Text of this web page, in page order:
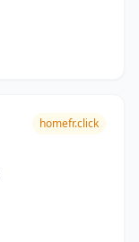
homefr.click